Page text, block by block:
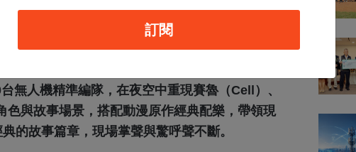
無人機精準編隊，在夜空中重現賽魯（Cell）、
與故事場景，搭配動漫原作經典配樂，帶領現
的故事篇章，現場掌聲與驚呼聲不斷。
訂閱